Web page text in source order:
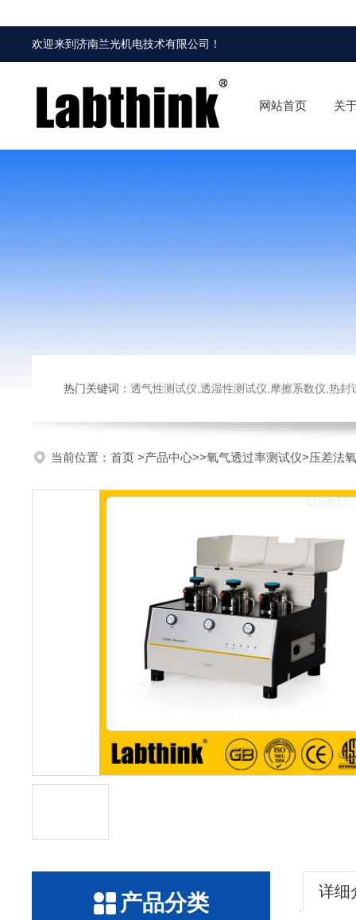
欢迎来到济南兰光机电技术有限公司 ！
网站首页 关
热门关键词： 透气性测试仪,透湿性测试仪,摩擦系数仪,热封试验仪,
当前位置： 首页 >产品中心>>氧气透过率测试仪>压差法
产品分类 详细